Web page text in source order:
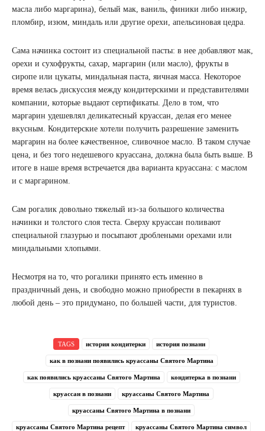
масла либо маргарина), белый мак, ваниль, финики либо инжир,
пломбир, изюм, миндаль или другие орехи, апельсиновая цедра.
Сама начинка состоит из специальной пасты: в нее добавляют мак,
орехи и сухофрукты, сахар, маргарин (или масло), фрукты в
сиропе или цукаты, миндальная паста, яичная масса. Некоторое
время велась дискуссия между кондитерскими и представителями
компании, которые выдают сертификаты. Дело в том, что
маргарин удешевлял деликатесный круассан, делая его менее
вкусным. Кондитерские хотели получить разрешение заменить
маргарин на более качественное, сливочное масло. В таком случае
цена, и без того недешевого круассана, должна была быть выше. В
итоге в наше время встречается два варианта круассана: с маслом
и с маргарином.
Сам рогалик довольно тяжелый из-за большого количества
начинки и толстого слоя теста. Сверху круассан поливают
специальной глазурью и посыпают дроблеными орехами или
миндальными хлопьями.
Несмотря на то, что рогалики принято есть именно в
праздничный день, и свободно можно приобрести в пекарнях в
любой день – это придумано, по большей части, для туристов.
TAGS история кондитерки история познани
как в познани появились круассаны Святого Мартина
как появились круассаны Святого Мартина кондитерка в познани
круассан в познани круассаны Святого Мартина
круассаны Святого Мартина в познани
круассаны Святого Мартина рецепт круассаны Святого Мартина символ